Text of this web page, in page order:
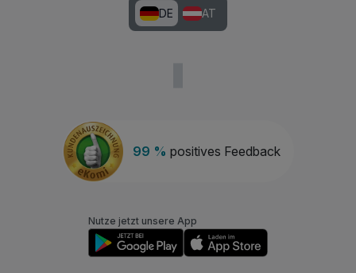
99 % positives Feedback
DE AT
Nutze jetzt unsere App